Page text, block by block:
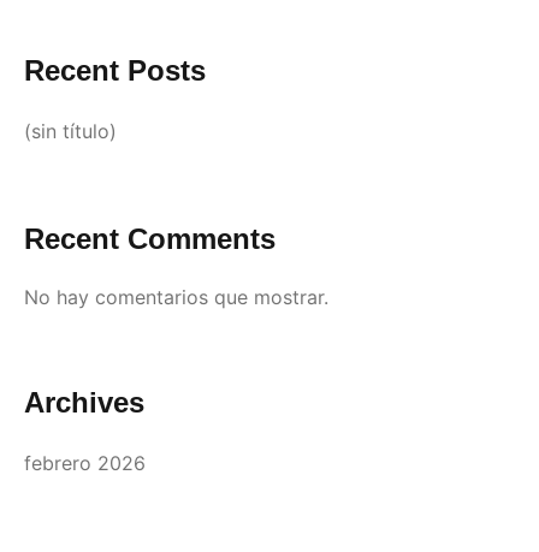
Recent Posts
(sin título)
Recent Comments
No hay comentarios que mostrar.
Archives
febrero 2026